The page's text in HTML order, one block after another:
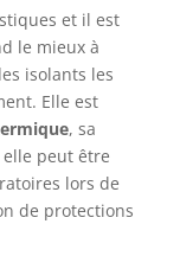
et il est
le mieux à
isolants les
Elle est
, sa
peut être
lors de
de protections